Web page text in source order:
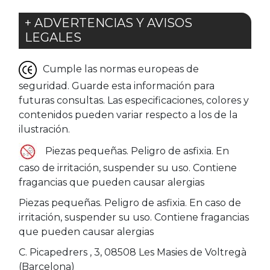
+ ADVERTENCIAS Y AVISOS
LEGALES
Cumple las normas europeas de
seguridad. Guarde esta información para
futuras consultas. Las especificaciones, colores y
contenidos pueden variar respecto a los de la
ilustración.
Piezas pequeñas. Peligro de asfixia. En
caso de irritación, suspender su uso. Contiene
fragancias que pueden causar alergias
Piezas pequeñas. Peligro de asfixia. En caso de
irritación, suspender su uso. Contiene fragancias
que pueden causar alergias
C. Picapedrers , 3, 08508 Les Masies de Voltregà
(Barcelona)